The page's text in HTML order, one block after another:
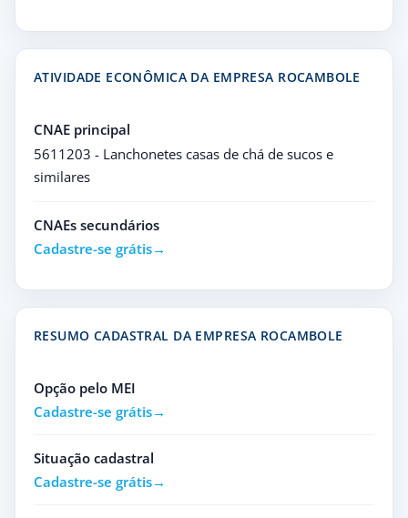
ATIVIDADE ECONÔMICA DA EMPRESA ROCAMBOLE
CNAE principal
5611203 - Lanchonetes casas de chá de sucos e
similares
CNAEs secundários
Cadastre-se grátis
RESUMO CADASTRAL DA EMPRESA ROCAMBOLE
Opção pelo MEI
Cadastre-se grátis
Situação cadastral
Cadastre-se grátis